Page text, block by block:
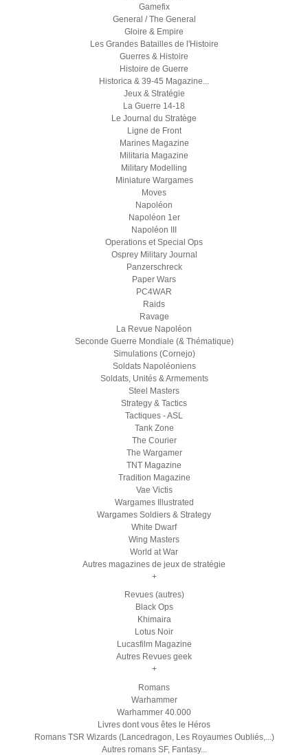
Gamefix
General / The General
Gloire & Empire
Les Grandes Batailles de l'Histoire
Guerres & Histoire
Histoire de Guerre
Historica & 39-45 Magazine...
Jeux & Stratégie
La Guerre 14-18
Le Journal du Stratège
Ligne de Front
Marines Magazine
Militaria Magazine
Military Modelling
Miniature Wargames
Moves
Napoléon
Napoléon 1er
Napoléon III
Operations et Special Ops
Osprey Military Journal
Panzerschreck
Paper Wars
PC4WAR
Raids
Ravage
La Revue Napoléon
Seconde Guerre Mondiale (& Thématique)
Simulations (Cornejo)
Soldats Napoléoniens
Soldats, Unités & Armements
Steel Masters
Strategy & Tactics
Tactiques - ASL
Tank Zone
The Courier
The Wargamer
TNT Magazine
Tradition Magazine
Vae Victis
Wargames Illustrated
Wargames Soldiers & Strategy
White Dwarf
Wing Masters
World at War
Autres magazines de jeux de stratégie
+
Revues (autres)
Black Ops
Khimaira
Lotus Noir
Lucasfilm Magazine
Autres Revues geek
+
Romans
Warhammer
Warhammer 40.000
Livres dont vous êtes le Héros
Romans TSR Wizards (Lancedragon, Les Royaumes Oubliés,...)
Autres romans SF, Fantasy...